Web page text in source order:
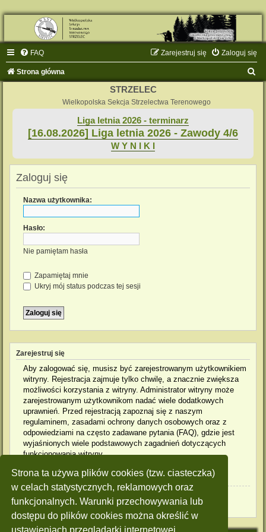
Strona ta używa plików cookies (tzw. ciasteczka)
w celach statystycznych, reklamowych oraz
funkcjonalnych. Warunki przechowywania lub
dostępu do plików cookies można określić w
ustawieniach przeglądarki internetowej.
FAQ Zaloguj się
Zarejestruj się
Strona główna
STRZELEC
Wielkopolska Sekcja Strzelectwa Terenowego
Liga letnia 2026 - terminarz
[16.08.2026] Liga letnia 2026 - Zawody 4/6
W Y N I K I
Zaloguj się
Nazwa użytkownika:
Hasło:
Nie pamiętam hasła
Zapamiętaj mnie
Ukryj mój status podczas tej sesji
Zarejestruj się
Aby zalogować się, musisz być zarejestrowanym użytkownikiem
witryny. Rejestracja zajmuje tylko chwilę, a znacznie zwiększa
możliwości korzystania z witryny. Administrator witryny może
zarejestrowanym użytkownikom nadać wiele dodatkowych
uprawnień. Przed rejestracją zapoznaj się z naszym
regulaminem, zasadami ochrony danych osobowych oraz z
odpowiedziami na często zadawane pytania (FAQ), gdzie jest
wyjaśnionych wiele podstawowych zagadnień dotyczących
funkcjonowania witryny.
Regulamin|Zasady ochrony danych osobowych
Zarejestruj się